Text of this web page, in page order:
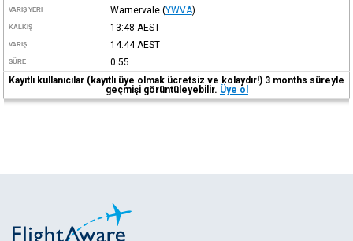
VARIŞ YERI Warnervale (YWVA)
KALKIŞ 13:48 AEST
VARIŞ 14:44 AEST
SÜRE
0:55
Kayıtlı kullanıcılar (kayıtlı üye olmak ücretsiz ve kolaydır!) 3 months süreyle
geçmişi görüntüleyebilir. Üye ol